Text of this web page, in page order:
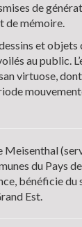
de
de mémoire.
et objets
au public.
virtuose,
Meisenthal
du Pays
bénéficie du
Est.